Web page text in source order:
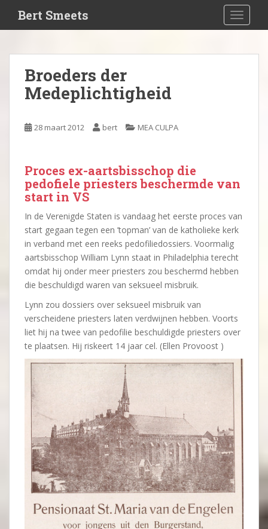
i
Bert Smeets
Broeders der
Medeplichtigheid
28 maart 2012 bert MEA CULPA
Proces ex-aartsbisschop die
pedofiele priesters beschermde van
start in VS
In de Verenigde Staten is vandaag het eerste proces van
start gegaan tegen een ’topman’ van de katholieke kerk
in verband met een reeks pedofiliedossiers. Voormalig
aartsbisschop William Lynn staat in Philadelphia terecht
omdat hij onder meer priesters zou beschermd hebben
die beschuldigd waren van seksueel misbruik.
Lynn zou dossiers over seksueel misbruik van
verscheidene priesters laten verdwijnen hebben. Voorts
liet hij na twee van pedofilie beschuldigde priesters over
te plaatsen. Hij riskeert 14 jaar cel. (Ellen Provoost )